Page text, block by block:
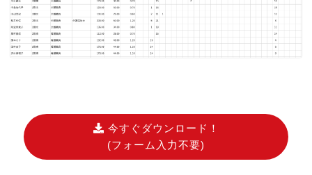
今すぐダウンロード！
(フォーム入力不要)